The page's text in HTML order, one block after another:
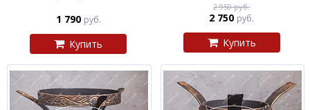
1 790 руб.
Купить
2 950 руб.
2 750 руб.
Купить